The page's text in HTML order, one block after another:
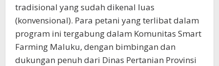
tradisional yang sudah dikenal luas
(konvensional). Para petani yang terlibat dalam
program ini tergabung dalam Komunitas Smart
Farming Maluku, dengan bimbingan dan
dukungan penuh dari Dinas Pertanian Provinsi